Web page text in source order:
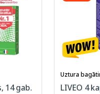
14 gab.
Uztura
LIVEO 4